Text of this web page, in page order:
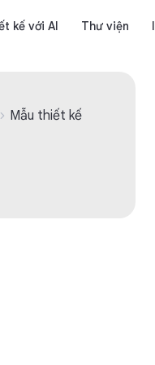
kế với AI Thư viện
Mẫu thiết kế